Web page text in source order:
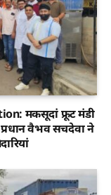
मकसूदां फ्रूट मंडी
वैभव सचदेवा ने